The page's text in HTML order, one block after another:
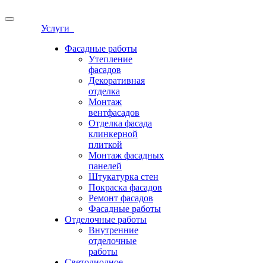
Услуги
Фасадные работы
Утепление
фасадов
Декоративная
отделка
Монтаж
вентфасадов
Отделка фасада
клинкерной
плиткой
Монтаж фасадных
панелей
Штукатурка стен
Покраска фасадов
Ремонт фасадов
Фасадные работы
Отделочные работы
Внутренние
отделочные
работы